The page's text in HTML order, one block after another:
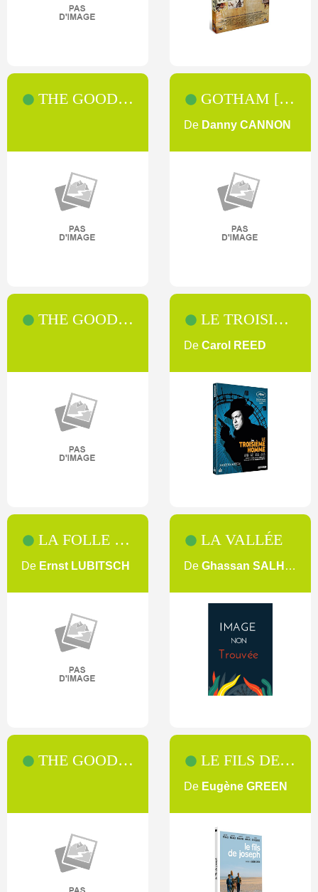
THE GOOD WIFE [SAISON 3] GOTHAM [SAISON 4]
De Danny CANNON
THE GOOD WIFE [SAISON 5] LE TROISIÈME HOMME
De Carol REED
LA FOLLE INGÉNUE
De Ernst LUBITSCH
LA VALLÉE
De Ghassan SALHAB
THE GOOD WIFE [SAISON 2] LE FILS DE JOSEPH
De Eugène GREEN